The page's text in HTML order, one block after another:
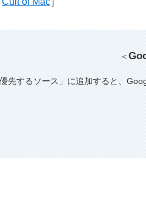
＜
優先するソース」に追加すると、